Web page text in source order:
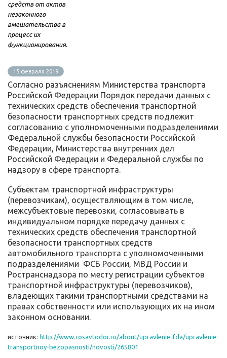
средств от актов
незаконного
вмешательства в
процесс их
функционирования.
15 февраля 2019
Согласно разъяснениям Министерства транспорта
Российской Федерации Порядок передачи данных с
технических средств обеспечения транспортной
безопасности транспортных средств подлежит
согласованию с уполномоченными подразделениями
Федеральной службы безопасности Российской
Федерации, Министерства внутренних дел
Российской Федерации и Федеральной службы по
надзору в сфере транспорта.
Субъектам транспортной инфраструктуры
(перевозчикам), осуществляющим в том числе,
межсубъектовые перевозки, согласовывать в
индивидуальном порядке передачу данных с
технических средств обеспечения транспортной
безопасности транспортных средств
автомобильного транспорта с уполномоченными
подразделениями ФСБ России, МВД России и
Ространснадзора по месту регистрации субъектов
транспортной инфраструктуры (перевозчиков),
владеющих такими транспортными средствами на
правах собственности или использующих их на ином
законном основании.
источник: http://www.rosavtodor.ru/about/upravlenie-fda/upravlenie-
transportnoy-bezopasnosti/novosti/265801